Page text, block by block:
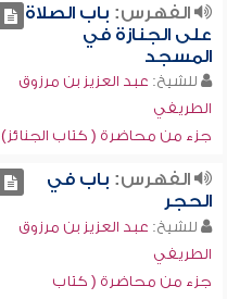
الفهرس: باب الصلاة
على الجنازة في
المسجد
للشيخ: عبد العزيز بن مرزوق
الطريفي
جزء من محاضرة ( كتاب الجنائز)
الفهرس: باب في
الحجر
للشيخ: عبد العزيز بن مرزوق
الطريفي
جزء من محاضرة ( كتاب